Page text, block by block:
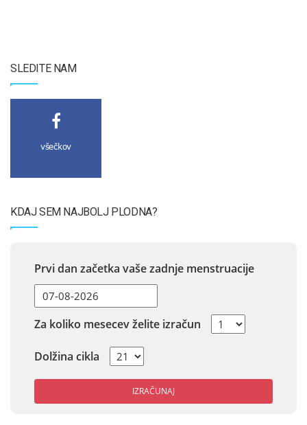
SLEDITE NAM
všečkov
KDAJ SEM NAJBOLJ PLODNA?
Prvi dan začetka vaše zadnje menstruacije
Za koliko mesecev želite izračun
Dolžina cikla
IZRAČUNAJ